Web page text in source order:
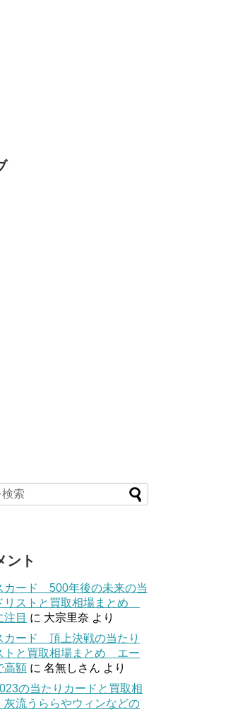
ント
カード 500年後の未来の当
リストと買取相場まとめ
注目 に 大宗里奈 より
カード 頂上決戦の当たり
トと買取相場まとめ エー
高額 に 名無しさん より
の当たりカードと買取相
流うららやウィンなどの